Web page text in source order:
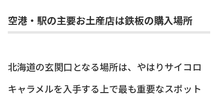
空港・駅の主要お土産店は鉄板の購入場所
北海道の玄関口となる場所は、やはりサイコロ
キャラメルを入手する上で最も重要なスポット